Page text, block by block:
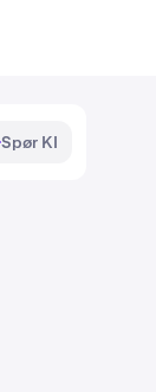
Spør KI